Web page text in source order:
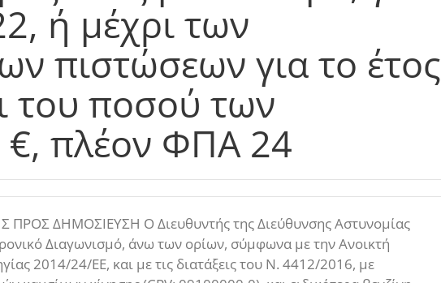
ή μέχρι των
πιστώσεων για το έτος
του ποσού των
€, πλέον ΦΠΑ 24
ΔΗΜΟΣΙΕΥΣΗ Ο Διευθυντής της Διεύθυνσης Αστυνομίας
Διαγωνισμό, άνω των ορίων, σύμφωνα με την Ανοικτή
2014/24/ΕΕ, και με τις διατάξεις του Ν. 4412/2016, με